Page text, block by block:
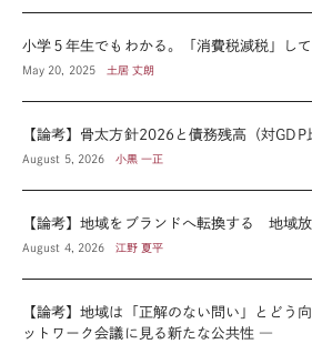
小学５年生でもわかる。「消費税減税」し
May 20, 2025 土居 丈朗
【論考】骨太方針2026と債務残高（対GDP
August 5, 2026 小黒 一正
【論考】地域をブランドへ転換する 地域
August 4, 2026 江野 夏平
【論考】地域は「正解のない問い」とどう
ットワーク会議に見る新たな公共性 ―